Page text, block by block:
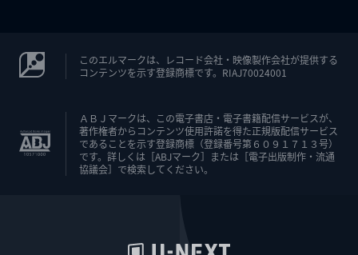
このエルマークは、レコード会社・映像製作会社が提供する
コンテンツを示す登録商標です。RIAJ70024001
ＡＢＪマークは、この電子書店・電子書籍配信サービスが、
著作権者からコンテンツ使用許諾を得た正規版配信サービス
であることを示す登録商標（登録番号第６０９１７１３号）
です。詳しくは［ABJマーク］または［電子出版制作・流通
協議会］で検索してください。